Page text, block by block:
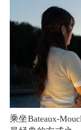
乘坐Bateaux-Mouches沿塞纳巡游，本就是探索巴黎